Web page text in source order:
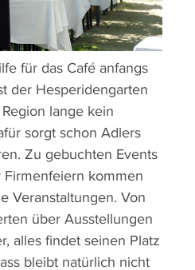
für das Café anfangs
der Hesperidengarten
lange kein
sorgt schon Adlers
Zu gebuchten Events
kommen
Veranstaltungen. Von
über Ausstellungen
alles findet seinen Platz
bleibt natürlich nicht